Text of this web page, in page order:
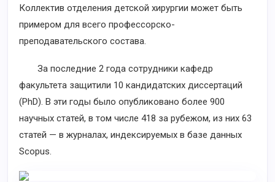
Коллектив отделения детской хирургии может быть
примером для всего профессорско-
преподавательского состава.
За последние 2 года сотрудники кафедр
факультета защитили 10 кандидатских диссертаций
(PhD). В эти годы было опубликовано более 900
научных статей, в том числе 418 за рубежом, из них 63
статей — в журналах, индексируемых в базе данных
Scopus.